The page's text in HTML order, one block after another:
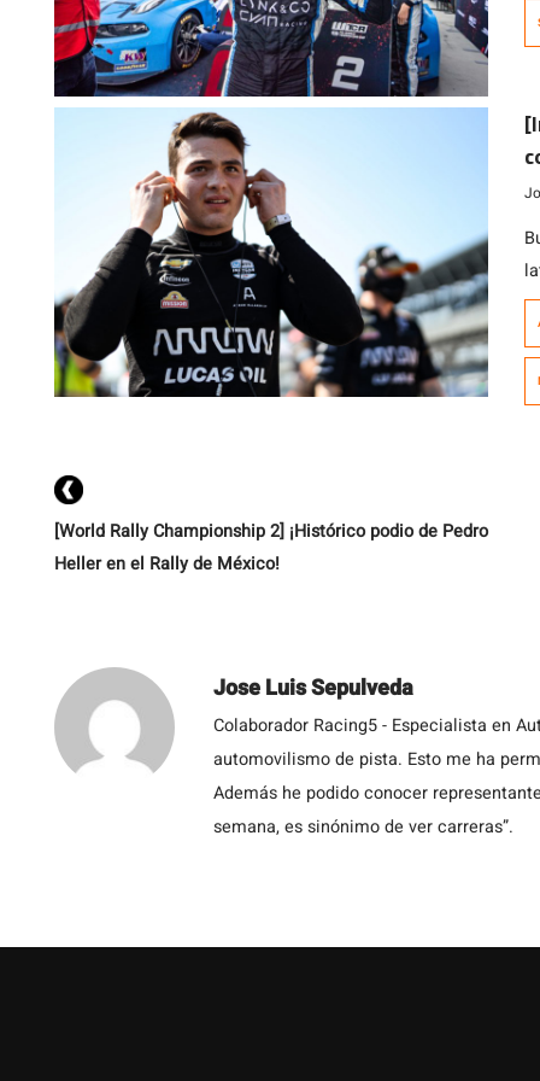
[World Rally Championship 2] ¡Histórico podio de Pedro
Heller en el Rally de México!
Jose Luis Sepulveda
Colaborador Racing5 - Especialista en
automovilismo de pista. Esto me ha
Además he podido conocer
semana, es sinónimo de ver carreras”.